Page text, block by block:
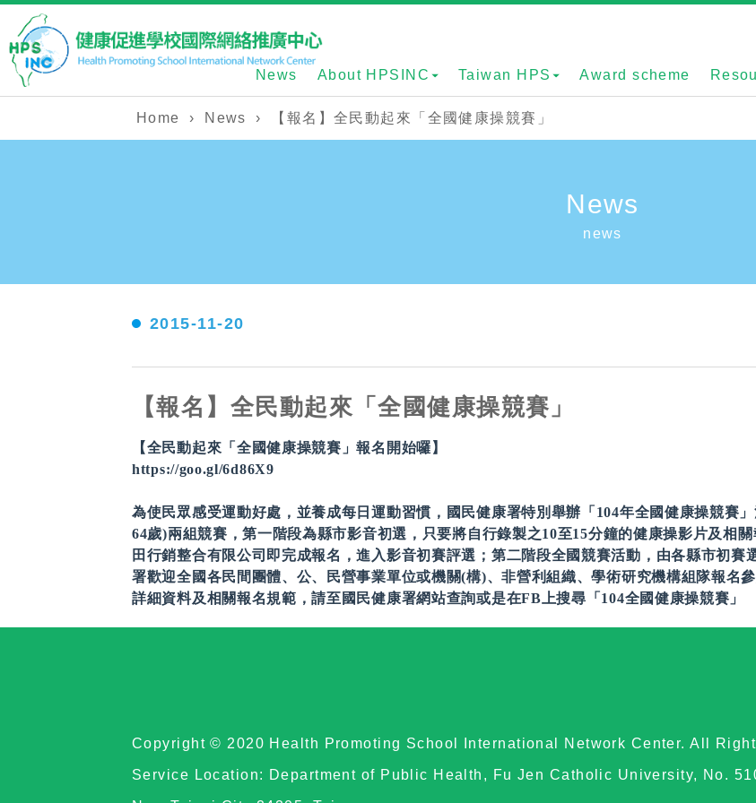
News About HPSINC Taiwan HPS Award scheme
Home › News › 【報名】全民動起來「全國健康操競賽」
News
news
2015-11-20
【報名】全民動起來「全國健康操競賽」
【全民動起來「全國健康操競賽」報名開始囉】
https://goo.gl/6d86X9
為使民眾感受運動好處，並養成每日運動習慣，國民健康署特別舉辦「104年全國健康操競賽
64歲)兩組競賽，第一階段為縣市影音初選，只要將自行錄製之10至15分鐘的健康操影片及相
田行銷整合有限公司即完成報名，進入影音初賽評選；第二階段全國競賽活動，由各縣市初
署歡迎全國各民間團體、公、民營事業單位或機關(構)、非營利組織、學術研究機構組隊報名參
詳細資料及相關報名規範，請至國民健康署網站查詢或是在FB上搜尋「104全國健康操競賽」
Copyright © 2020 Health Promoting School International Network Center. All
Service Location: Department of Public Health, Fu Jen Catholic University, No.